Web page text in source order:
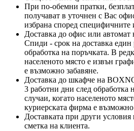
При по-обемни пратки,
получават в уточнен с Вас
избрана според специфичните
Доставка до офис или автомат
Спиди - срок на доставка един
обработка на поръчката. В
населеното място е извън
е възможно забавяне.
Доставка до шкафче на
3 работни дни след обработка
случаи, когато населеното
куриерската фирма е възможно
Доставката при други условия
сметка на клиента.